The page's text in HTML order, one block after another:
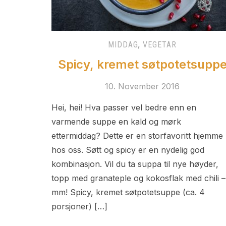
MIDDAG, VEGETAR
Spicy, kremet
10. November 2016
Hei, hei! Hva passer vel bedre enn en
varmende suppe en kald og mørk
ettermiddag? Dette er en storfavoritt hjemme
hos oss. Søtt og spicy er en nydelig god
kombinasjon. Vil du ta suppa til nye høyder,
topp med granateple og kokosflak med chili –
mm! Spicy, kremet søtpotetsuppe (ca. 4
porsjoner) […]